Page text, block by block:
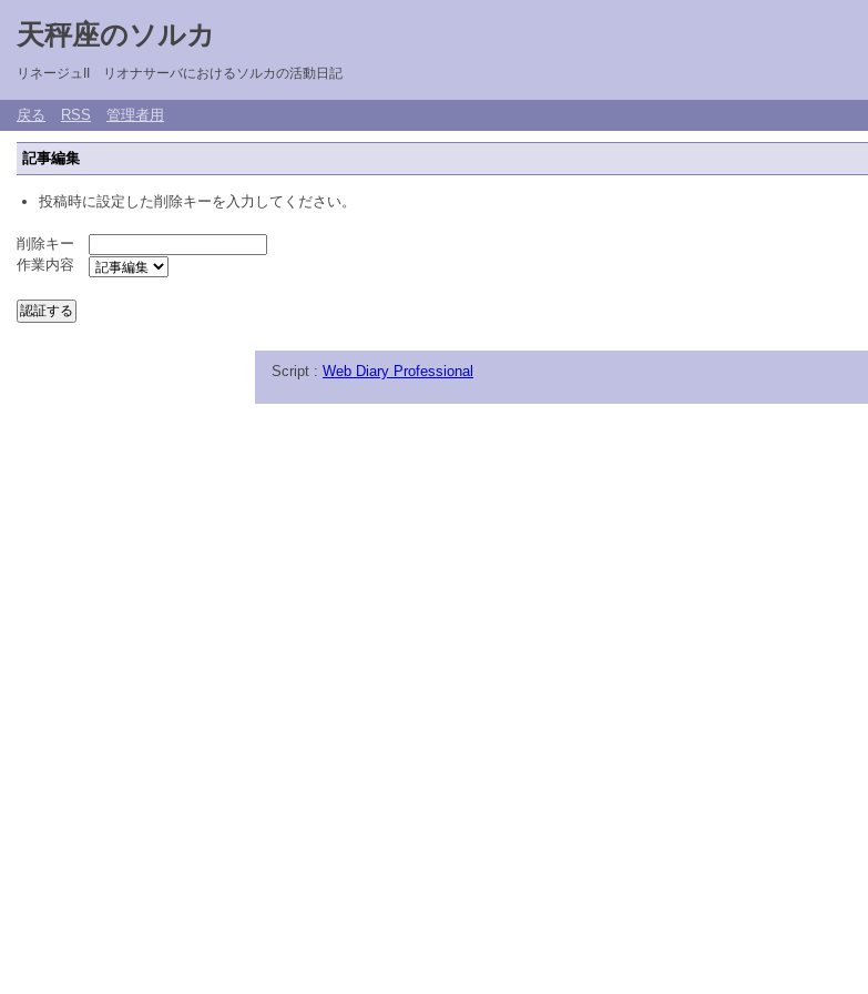
天秤座のソルカ
リネージュII リオナサーバにおけるソルカの活動日記
戻る RSS 管理者用
記事編集
投稿時に設定した削除キーを入力してください。
削除キー
作業内容
Script : Web Diary Professional